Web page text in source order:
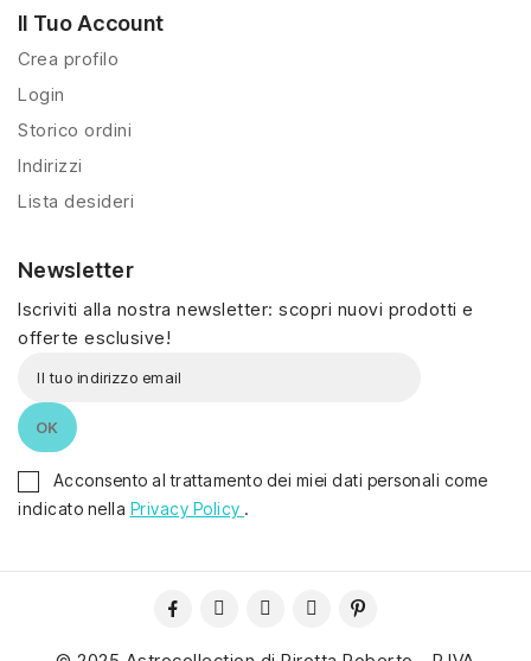
Il Tuo Account
Crea profilo
Login
Storico ordini
Indirizzi
Lista desideri
Newsletter
Iscriviti alla nostra newsletter: scopri nuovi prodotti e
offerte esclusive!
Acconsento al trattamento dei miei dati personali come
indicato nella Privacy Policy .